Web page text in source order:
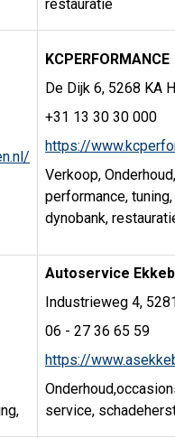
restauratie
KCPERFORMANCE
De Dijk 6, 5268 KA
+31 13 30 30 000
https://
Verkoop,
performance,
dynobank,
Autoservice
Industrieweg 4,
06 - 27 36 65 59
https://
service,